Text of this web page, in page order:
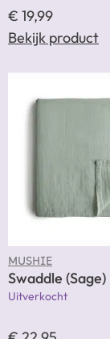
€ 19,99
Bekijk product
MUSHIE
Swaddle (Sage)
Uitverkocht